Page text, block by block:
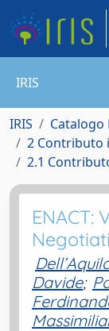
IRIS
IRIS
Catalogo
2 Contributo
2.1
ENACT:
Davide;